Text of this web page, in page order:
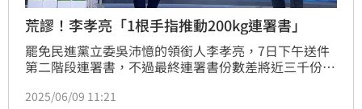
荒謬！李孝亮「1根手指推動200kg連署書」
罷免民進黨立委吳沛憶的領銜人李孝亮，7日下午送件
第二階段連署書，不過最終連署書份數差將近三千份，
持人李正皓，以及資深媒體人鍾年晃，卻看出李孝亮等
2025/06/09 11:21